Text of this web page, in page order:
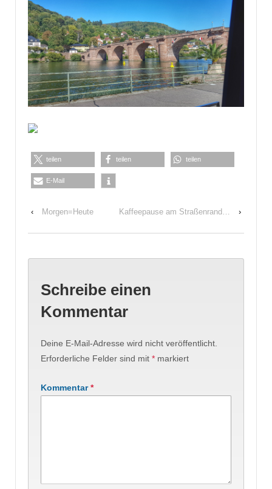
teilen teilen teilen
E-Mail
‹ Morgen=Heute Kaffeepause am Straßenrand… ›
Schreibe einen
Kommentar
Deine E-Mail-Adresse wird nicht veröffentlicht.
Erforderliche Felder sind mit * markiert
Kommentar*